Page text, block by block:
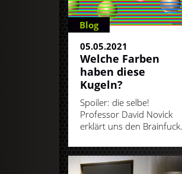
Blog
05.05.2021
Welche Farben
haben diese
Kugeln?
Spoiler: die selbe!
Professor David Novick
erklärt uns den Brainfuck.